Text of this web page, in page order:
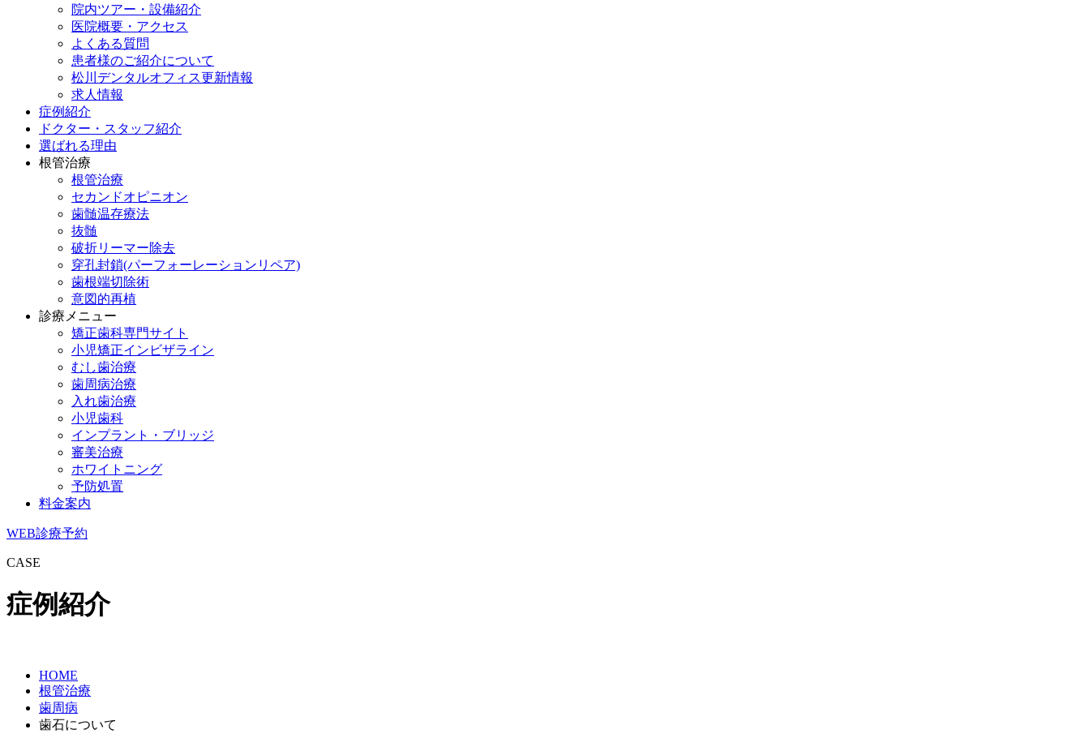
院内ツアー・設備紹介
医院概要・アクセス
よくある質問
患者様のご紹介について
松川デンタルオフィス更新情報
求人情報
症例紹介
ドクター・スタッフ紹介
選ばれる理由
根管治療
根管治療
セカンドオピニオン
歯髄温存療法
抜髄
破折リーマー除去
穿孔封鎖(パーフォーレーションリペア)
歯根端切除術
意図的再植
診療メニュー
矯正歯科専門サイト
小児矯正インビザライン
むし歯治療
歯周病治療
入れ歯治療
小児歯科
インプラント・ブリッジ
審美治療
ホワイトニング
予防処置
料金案内
WEB診療予約
CASE
症例紹介
HOME
根管治療
歯周病
歯石について